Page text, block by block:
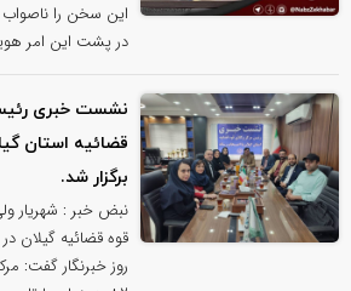
این سخن را
در پشت این امر
نشست خبری
قضائیه استان
برگزار شد.
نبض خبر : شهریار
قوه قضائیه گیلان
روز خبرنگار گفت: